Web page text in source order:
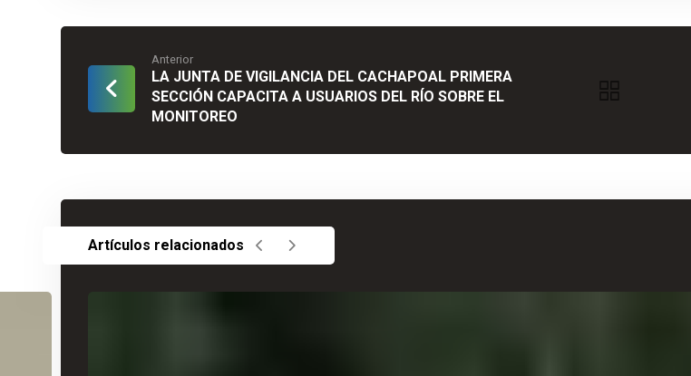
Anterior
LA JUNTA DE VIGILANCIA DEL CACHAPOAL PRIMERA
SECCIÓN CAPACITA A USUARIOS DEL RÍO SOBRE EL
MONITOREO
Artículos relacionados